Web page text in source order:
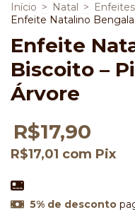
Início > Natal >
Enfeite Natalino
Enfeite
Biscoito –
Árvore
R$17,90
R$17,01 com Pix
5% de desconto